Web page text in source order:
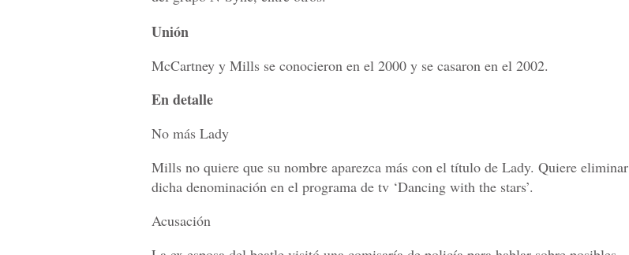
Unión
McCartney y Mills se conocieron en el 2000 y se casaron en el 2002.
En detalle
No más Lady
Mills no quiere que su nombre aparezca más con el título de Lady. Quiere eliminar
dicha denominación en el programa de tv ‘Dancing with the stars’.
Acusación